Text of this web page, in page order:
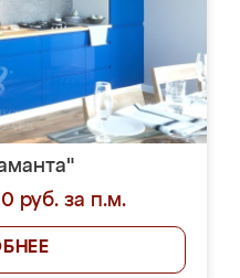
руб. за п.м.